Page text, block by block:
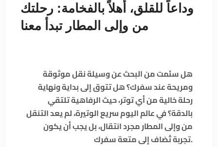
وداعاً للقلق، أهلاً بالفخامة: رحلتك
من وإلى المطار تبدأ معنا
هل سئمت من البحث عن وسيلة نقل موثوقة
ومريحة عند سفرك؟ هل تتوق إلى بداية ونهاية
رحلة خالية من أي توتر، حيث الرفاهية تلتقي
بالدقة؟ في عالم اليوم سريع الوتيرة، لم يعد التنقل
من وإلى المطار مجرد انتقال، بل يجب أن يكون
تجربة تُضاف إلى متعة سفرك.